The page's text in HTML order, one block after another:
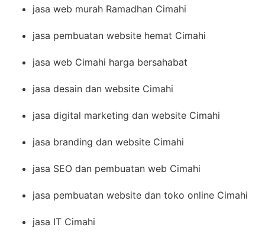
jasa web murah Ramadhan Cimahi
jasa pembuatan website hemat Cimahi
jasa web Cimahi harga bersahabat
jasa desain dan website Cimahi
jasa digital marketing dan website Cimahi
jasa branding dan website Cimahi
jasa SEO dan pembuatan web Cimahi
jasa pembuatan website dan toko online Cimahi
jasa IT Cimahi